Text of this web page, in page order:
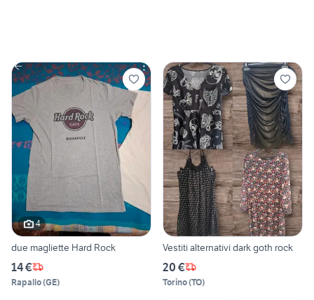
4
due magliette Hard Rock
14 €
Rapallo(GE)
Vestiti alternativi dark goth rock
20 €
Torino(TO)